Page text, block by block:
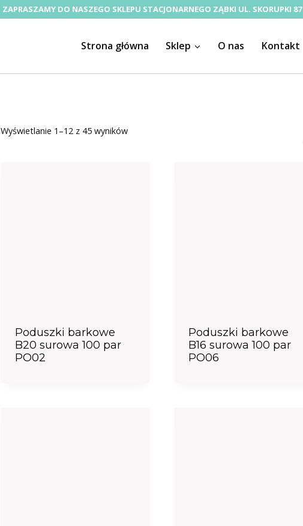
ZAPRASZAMY DO NASZEGO SKLEPU STACJONARNEGO ZĄBKI UL. SKORUPKI 87
Strona główna Sklep O nas Kontakt
Wyświetlanie 1–12 z 45 wynikówPosortowane
Poduszki barkowe
B20 surowa 100 par
PO02
Poduszki barkowe
B16 surowa 100 par
PO06